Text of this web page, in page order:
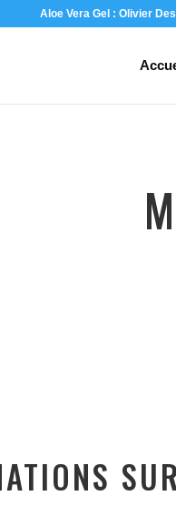
Aloe Vera Gel : Olivier